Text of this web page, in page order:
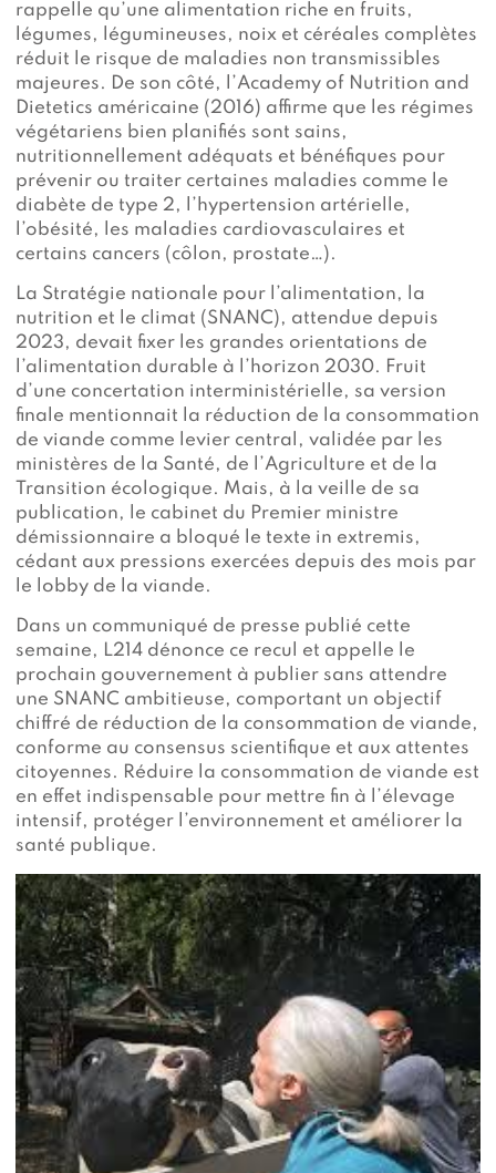
rappelle qu’une alimentation riche en fruits,
légumes, légumineuses, noix et céréales complètes
réduit le risque de maladies non transmissibles
majeures. De son côté, l’Academy of Nutrition and
Dietetics américaine (2016) affirme que les régimes
végétariens bien planifiés sont sains,
nutritionnellement adéquats et bénéfiques pour
prévenir ou traiter certaines maladies comme le
diabète de type 2, l’hypertension artérielle,
l’obésité, les maladies cardiovasculaires et
certains cancers (côlon, prostate…).
La Stratégie nationale pour l’alimentation, la
nutrition et le climat (SNANC), attendue depuis
2023, devait fixer les grandes orientations de
l’alimentation durable à l’horizon 2030. Fruit
d’une concertation interministérielle, sa version
finale mentionnait la réduction de la consommation
de viande comme levier central, validée par les
ministères de la Santé, de l’Agriculture et de la
Transition écologique. Mais, à la veille de sa
publication, le cabinet du Premier ministre
démissionnaire a bloqué le texte in extremis,
cédant aux pressions exercées depuis des mois par
le lobby de la viande.
Dans un communiqué de presse publié cette
semaine, L214 dénonce ce recul et appelle le
prochain gouvernement à publier sans attendre
une SNANC ambitieuse, comportant un objectif
chiffré de réduction de la consommation de viande,
conforme au consensus scientifique et aux attentes
citoyennes. Réduire la consommation de viande est
en effet indispensable pour mettre fin à l’élevage
intensif, protéger l’environnement et améliorer la
santé publique.